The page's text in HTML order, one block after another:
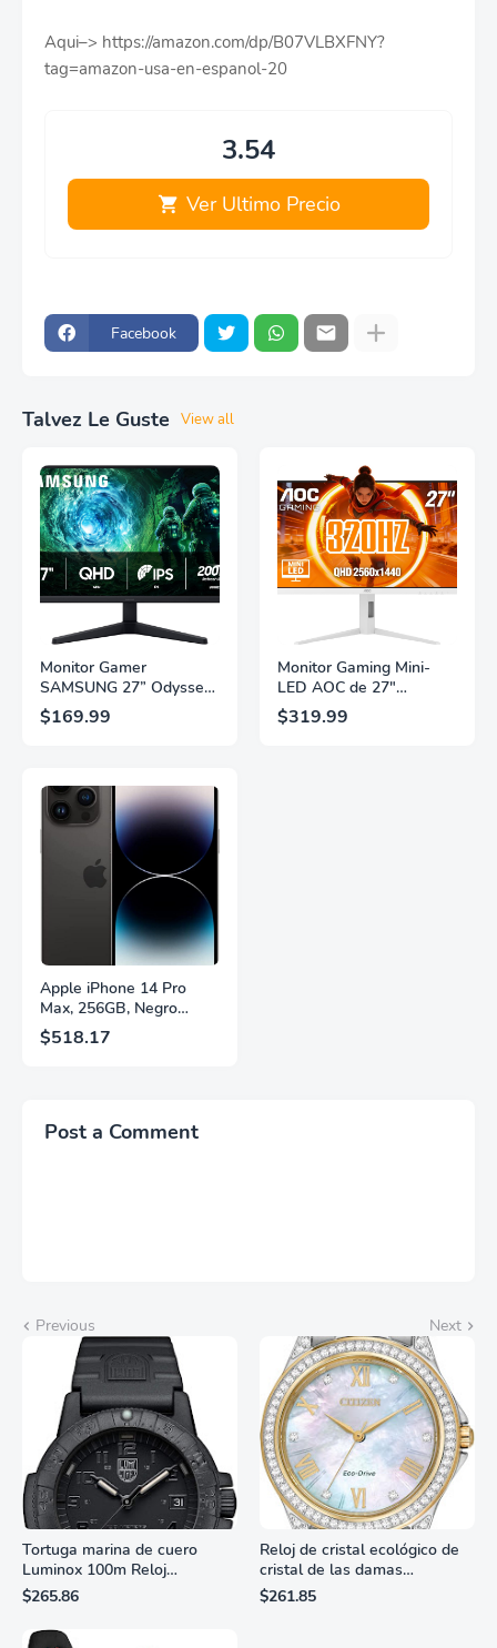
Aqui–> https://amazon.com/dp/B07VLBXFNY?
tag=amazon-usa-en-espanol-20
3.54
Ver Ultimo Precio
Facebook
Talvez Le Guste View all
Monitor Gamer
SAMSUNG 27” Odyssey
G5 G53F con Resolución
QHD, HDR10,
Panel IPS, AMD
FreeSync™ Premium,
Ecualizador Negro,
Cambio Automático de
Fuente,
LS27FG532ENXZA
$169.99
Monitor Gaming Mini-
LED AOC de 27"
Pulgadas, QHD
2560×1440, 320Hz, 1ms
$319.99
Apple iPhone 14 Pro
Max, 256GB, Negro
Espacial - Desbloqueado
(Renovado)
$518.17
Post a Comment
Previous Next
Tortuga marina de cuero
Luminox 100m Reloj
analógico de cuarzo
resistente al agua
$265.86
Reloj de cristal ecológico de
cristal de las damas
ciudadanas, 3 manos,
marcadores de números
$261.85